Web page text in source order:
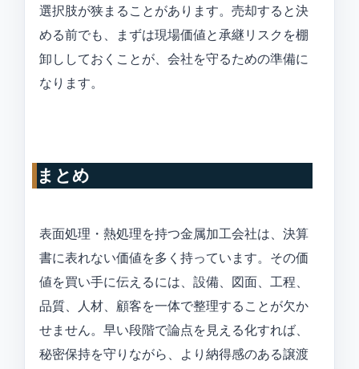
選択肢が狭まることがあります。売却すると決
める前でも、まずは現場価値と承継リスクを棚
卸ししておくことが、会社を守るための準備に
なります。
まとめ
表面処理・熱処理を持つ金属加工会社は、決算
書に表れない価値を多く持っています。その価
値を買い手に伝えるには、設備、図面、工程、
品質、人材、顧客を一体で整理することが欠か
せません。早い段階で論点を見える化すれば、
秘密保持を守りながら、より納得感のある譲渡